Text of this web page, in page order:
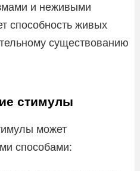
и неживыми
способность живых
существованию
стимулы
может
способами: